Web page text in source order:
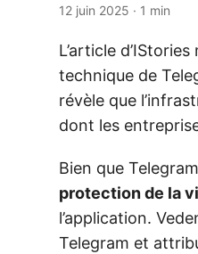
12 juin 2025 · 1 min
L’article
technique de
révèle que
dont les
Bien que
protection de la
l’application.
Telegram et